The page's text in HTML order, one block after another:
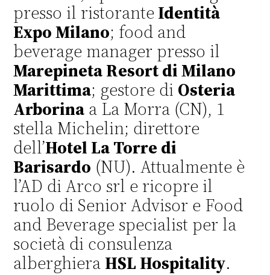
presso il ristoranteIdentità
Expo Milano; food and
beverage manager presso il
Marepineta Resort di Milano
Marittima; gestore di Osteria
Arborina a La Morra (CN), 1
stella Michelin; direttore
dell’Hotel La Torre di
Barisardo (NU). Attualmente è
l’AD di Arco srl e ricopre il
ruolo di Senior Advisor e Food
and Beverage specialist per la
società di consulenza
alberghiera HSL Hospitality.